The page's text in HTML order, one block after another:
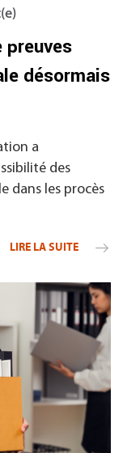
désormais
a
des
dans les procès
LIRE LA SUITE